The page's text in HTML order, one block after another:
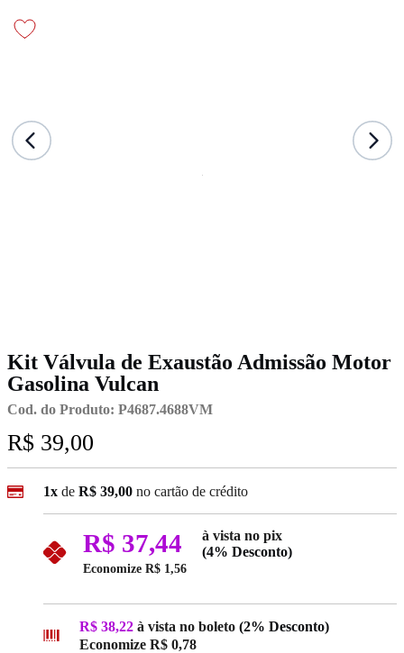
Kit Válvula de Exaustão Admissão Motor
Gasolina Vulcan
Cod. do Produto: P4687.4688VM
R$ 39,00
1x de R$ 39,00 no cartão de crédito
R$ 37,44
à vista no pix
(4% Desconto)
Economize R$ 1,56
R$ 38,22 à vista no boleto (2% Desconto)
Economize R$ 0,78